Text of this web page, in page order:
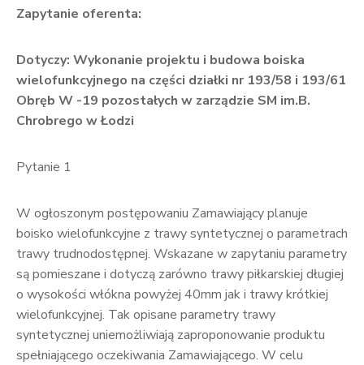
Zapytanie oferenta:
Dotyczy: Wykonanie projektu i budowa boiska
wielofunkcyjnego na części działki nr 193/58 i 193/61
Obręb W -19 pozostałych w zarządzie SM im.B.
Chrobrego w Łodzi
Pytanie 1
W ogłoszonym postępowaniu Zamawiający planuje
boisko wielofunkcyjne z trawy syntetycznej o parametrach
trawy trudnodostępnej. Wskazane w zapytaniu parametry
są pomieszane i dotyczą zarówno trawy piłkarskiej długiej
o wysokości włókna powyżej 40mm jak i trawy krótkiej
wielofunkcyjnej. Tak opisane parametry trawy
syntetycznej uniemożliwiają zaproponowanie produktu
spełniającego oczekiwania Zamawiającego. W celu